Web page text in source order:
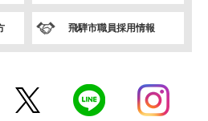
飛騨市職員採用情報